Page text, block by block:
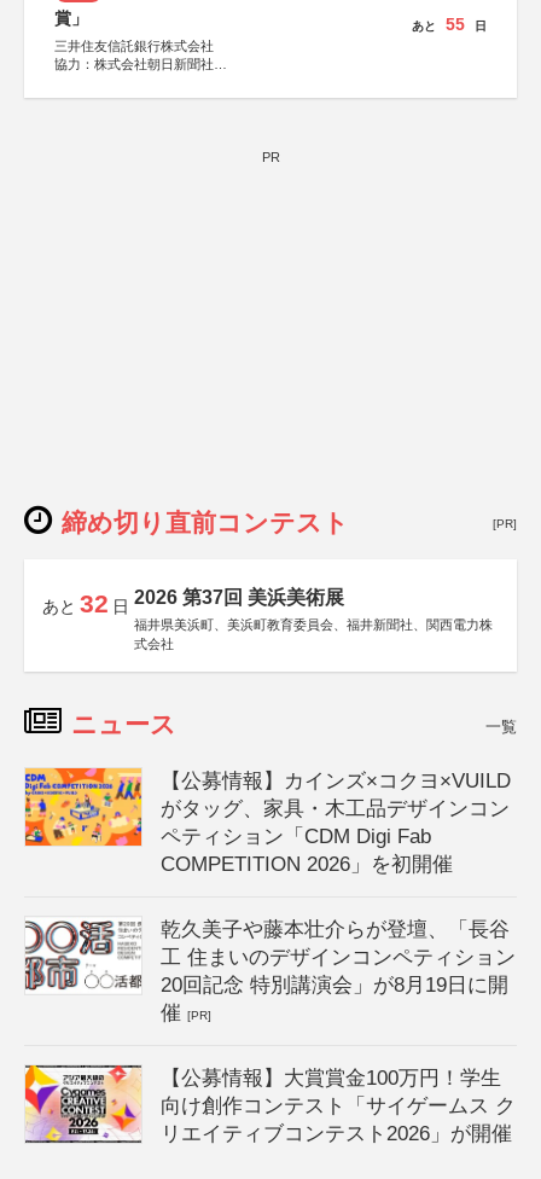
賞」
三井住友信託銀行株式会社
協力：株式会社朝日新聞社
あと 55 日
PR
締め切り直前コンテスト [PR]
あと 32 日 2026 第37回 美浜美術展
福井県美浜町、美浜町教育委員会、福井新聞社、関西電力株
式会社
ニュース 一覧
【公募情報】カインズ×コクヨ×VUILD
がタッグ、家具・木工品デザインコン
ペティション「CDM Digi Fab
COMPETITION 2026」を初開催
乾久美子や藤本壮介らが登壇、「長谷
工 住まいのデザインコンペティション
20回記念 特別講演会」が8月19日に開
催[PR]
【公募情報】大賞賞金100万円！学生
向け創作コンテスト「サイゲームス ク
リエイティブコンテスト2026」が開催